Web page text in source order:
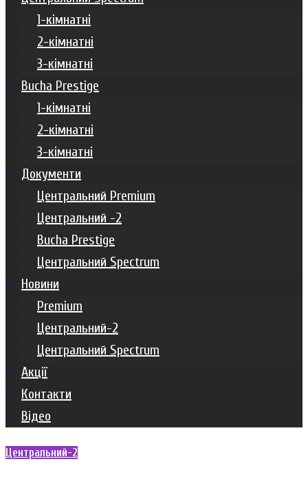
1-кімнатні
2-кімнатні
3-кімнатні
Bucha Prestige
1-кімнатні
2-кімнатні
3-кімнатні
Документи
Центральний Premium
Центральний -2
Bucha Prestige
Центральний Spectrum
Новини
Premium
Центральний-2
Центральний Spectrum
Акції
Контакти
Відео
Центральний-2